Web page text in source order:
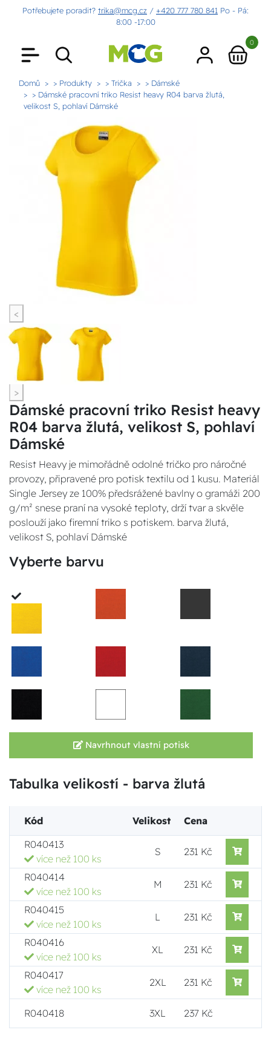
Potřebujete poradit? trika@mcg.cz / +420 777 780 841 Po - Pá:
8:00 -17:00
0
Domů > Produkty > Trička
> Dámské
> Dámské pracovní triko Resist heavy R04 barva žlutá,
velikost S, pohlaví Dámské
<
>
Dámské pracovní triko Resist heavy
R04 barva žlutá, velikost S, pohlaví
Dámské
Resist Heavy je mimořádně odolné tričko pro náročné
provozy, připravené pro potisk textilu od 1 kusu. Materiál
Single Jersey ze 100% předsrážené bavlny o gramáži 200
g/m² snese praní na vysoké teploty, drží tvar a skvěle
poslouží jako firemní triko s potiskem. barva žlutá,
velikost S, pohlaví Dámské
Vyberte barvu
Navrhnout vlastní potisk
Tabulka velikostí - barva žlutá
Kód Velikost
Cena
R040413
více než 100 ks
S 231 Kč
R040414
více než 100 ks
M 231 Kč
R040415
více než 100 ks
L 231 Kč
R040416
více než 100 ks
XL 231 Kč
R040417
více než 100 ks
2XL 231 Kč
R040418 3XL 237 Kč